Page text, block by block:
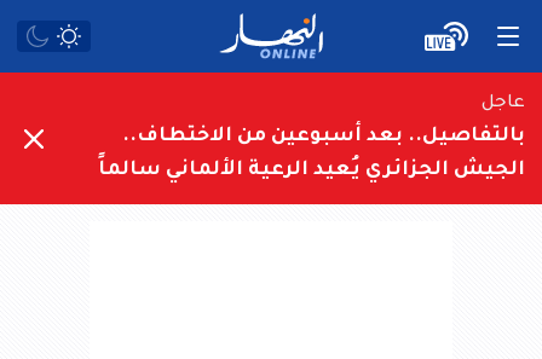
عاجل
بالتفاصيل.. بعد أسبوعين من الاختطاف..
الجيش الجزائري يُعيد الرعية الألماني سالماً